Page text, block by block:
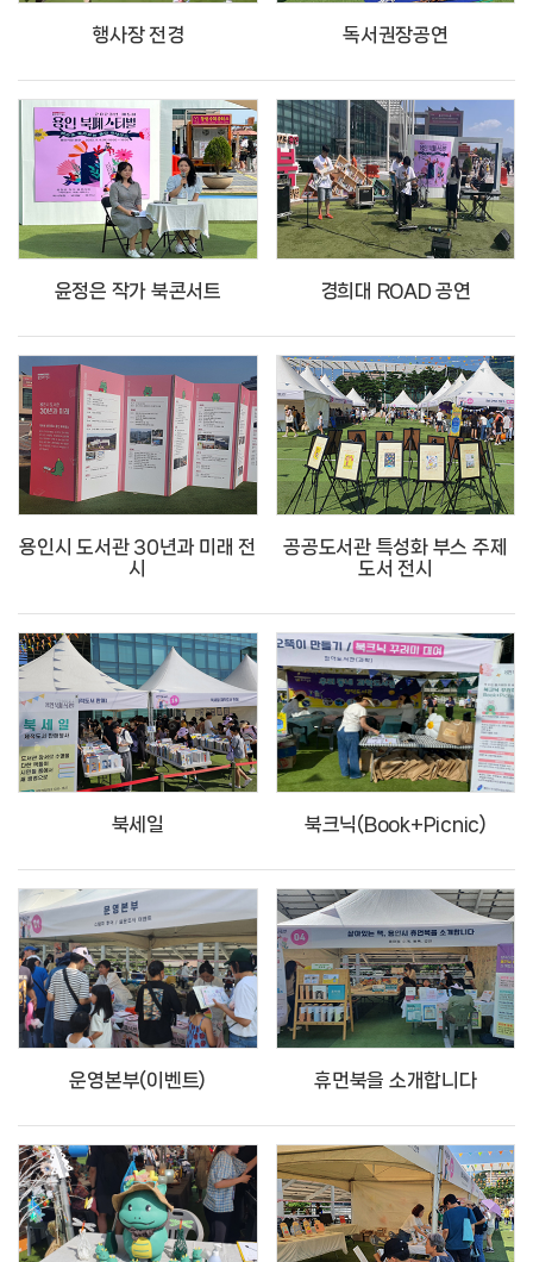
행사장 전경 독서권장공연
윤정은 작가 북콘서트 경희대 ROAD 공연
용인시 도서관 30년과 미래 전
시
공공도서관 특성화 부스 주제
도서 전시
북세일 북크닉(Book+Picnic)
운영본부(이벤트) 휴먼북을 소개합니다